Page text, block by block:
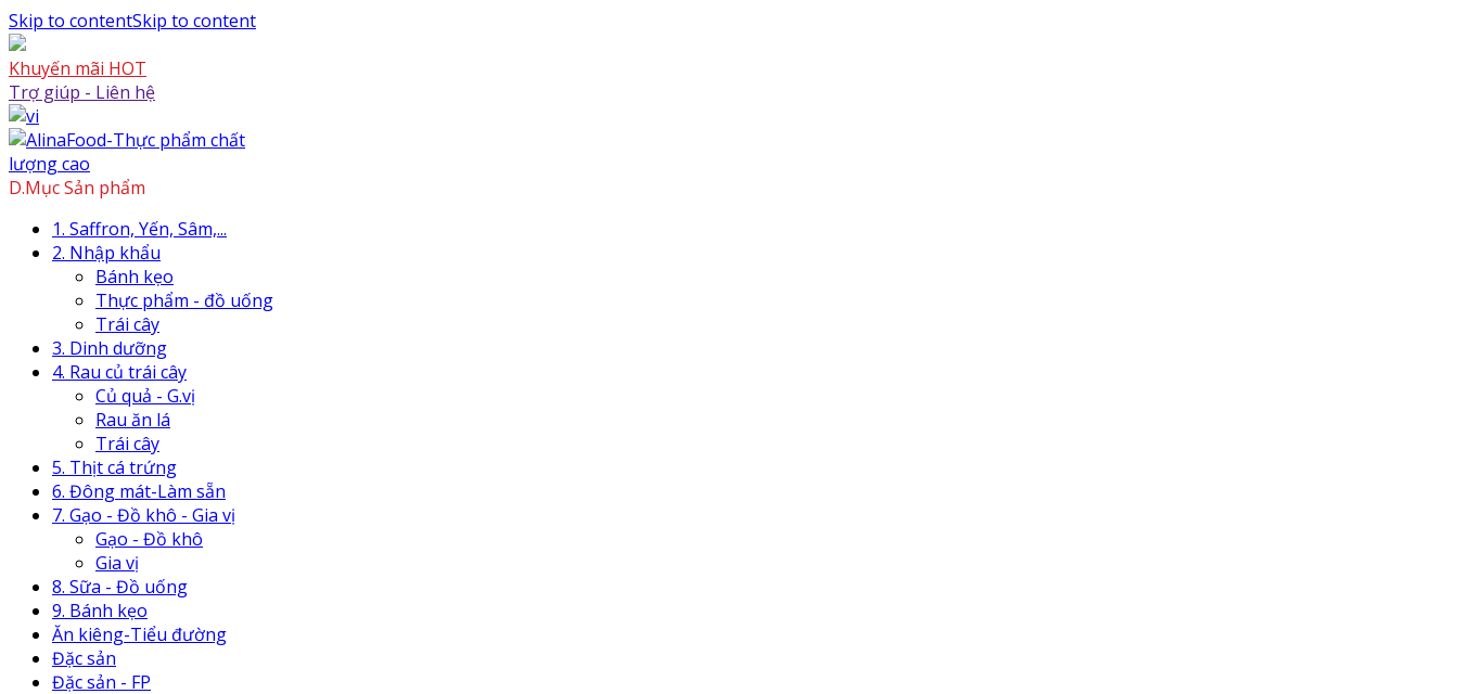
Skip to contentSkip to content
Khuyến mãi HOT
Trợ giúp - Liên hệ
D.Mục Sản phẩm
1. Saffron, Yến, Sâm,...
2. Nhập khẩu
Bánh kẹo
Thực phẩm - đồ uống
Trái cây
3. Dinh dưỡng
4. Rau củ trái cây
Củ quả - G.vị
Rau ăn lá
Trái cây
5. Thịt cá trứng
6. Đông mát-Làm sẵn
7. Gạo - Đồ khô - Gia vị
Gạo - Đồ khô
Gia vị
8. Sữa - Đồ uống
9. Bánh kẹo
Ăn kiêng-Tiểu đường
Đặc sản
Đặc sản - FP